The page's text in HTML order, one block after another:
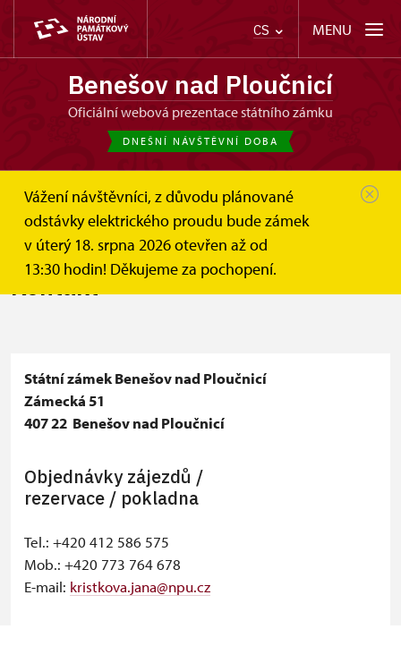
CS MENU
Benešov nad Ploučnicí
oficiální webová prezentace státního zámku
DNEŠNÍ NÁVŠTĚVNÍ DOBA
Vážení návštěvníci, z důvodu plánované
odstávky elektrického proudu bude zámek
v úterý 18. srpna 2026 otevřen až od
13:30 hodin! Děkujeme za pochopení.
Benešov nad Ploučnicí
Informace pro návštěvníky
Kontakt
Kontakt
Státní zámek Benešov nad Ploučnicí
Zámecká 51
407 22 Benešov nad Ploučnicí
Objednávky zájezdů /
rezervace / pokladna
Tel.: +420 412 586 575
Mob.: +420 773 764 678
E-mail: kristkova.jana@npu.cz